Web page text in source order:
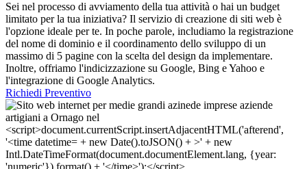
Sei nel processo di avviamento della tua attività o hai un budget
limitato per la tua iniziativa? Il servizio di creazione di siti web è
l'opzione ideale per te. In poche parole, includiamo la registrazione
del nome di dominio e il coordinamento dello sviluppo di un
massimo di 5 pagine con la scelta del design da implementare.
Inoltre, offriamo l'indicizzazione su Google, Bing e Yahoo e
l'integrazione di Google Analytics.
Richiedi Preventivo